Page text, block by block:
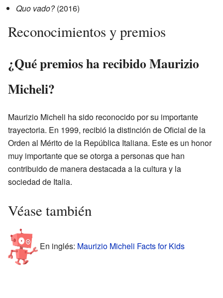
Quo vado?(2016)
Reconocimientos y premios
¿Qué premios ha recibido Maurizio
Micheli?
Maurizio Micheli ha sido reconocido por su importante
trayectoria. En 1999, recibió la distinción de Oficial de la
Orden al Mérito de la República Italiana. Este es un honor
muy importante que se otorga a personas que han
contribuido de manera destacada a la cultura y la
sociedad de Italia.
Véase también
En inglés: Maurizio Micheli Facts for Kids